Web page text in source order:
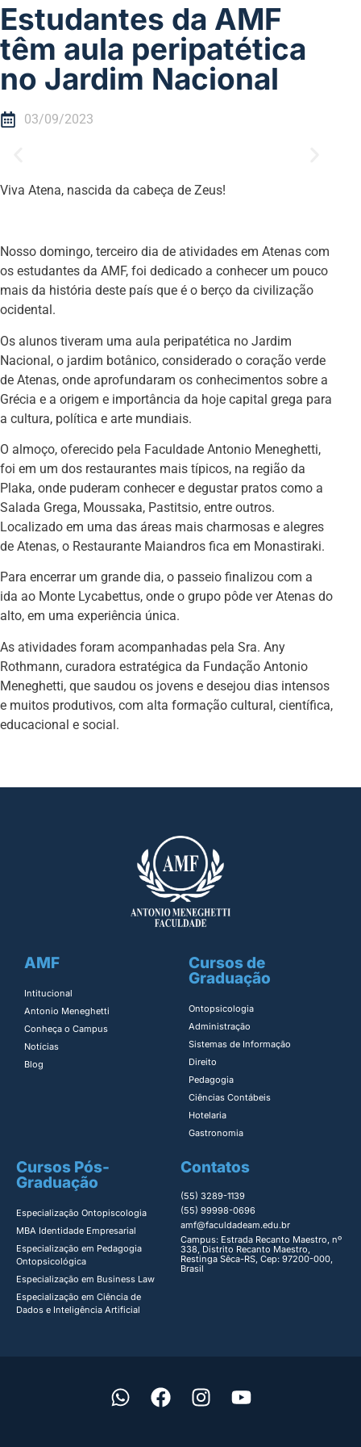
Estudantes da AMF
têm aula peripatética
no Jardim Nacional
03/09/2023
Viva Atena, nascida da cabeça de Zeus!
Nosso domingo, terceiro dia de atividades em Atenas com
os estudantes da AMF, foi dedicado a conhecer um pouco
mais da história deste país que é o berço da civilização
ocidental.
Os alunos tiveram uma aula peripatética no Jardim
Nacional, o jardim botânico, considerado o coração verde
de Atenas, onde aprofundaram os conhecimentos sobre a
Grécia e a origem e importância da hoje capital grega para
a cultura, política e arte mundiais.
O almoço, oferecido pela Faculdade Antonio Meneghetti,
foi em um dos restaurantes mais típicos, na região da
Plaka, onde puderam conhecer e degustar pratos como a
Salada Grega, Moussaka, Pastitsio, entre outros.
Localizado em uma das áreas mais charmosas e alegres
de Atenas, o Restaurante Maiandros fica em Monastiraki.
Para encerrar um grande dia, o passeio finalizou com a
ida ao Monte Lycabettus, onde o grupo pôde ver Atenas do
alto, em uma experiência única.
As atividades foram acompanhadas pela Sra. Any
Rothmann, curadora estratégica da Fundação Antonio
Meneghetti, que saudou os jovens e desejou dias intensos
e muitos produtivos, com alta formação cultural, científica,
educacional e social.
AMF
Intitucional
Antonio Meneghetti
Conheça o Campus
Notícias
Blog
Cursos de
Graduação
Ontopsicologia ​
Administração​
Sistemas de Informação​
Direito​
Pedagogia
Ciências Contábeis
Hotelaria
Gastronomia
Cursos Pós-
Graduação
Especialização Ontopiscologia ​
MBA Identidade Empresarial​
Especialização em Pedagogia
Ontopsicológica​
Especialização em Business Law
Especialização em Ciência de
Dados e Inteligência Artificial
Contatos
(55) 3289-1139
(55) 99998-0696
amf@faculdadeam.edu.br
Campus: Estrada Recanto Maestro, nº
338, Distrito Recanto Maestro,
Restinga Sêca-RS, Cep: 97200-000,
Brasil